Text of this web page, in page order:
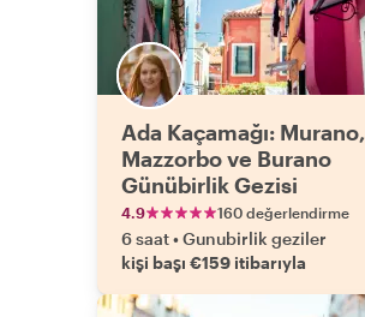
Ada Kaçamağı: Murano,
Mazzorbo ve Burano
Günübirlik Gezisi
4.9 160 değerlendirme
6 saat•Gunubirlik geziler
kişi başı €159 itibarıyla